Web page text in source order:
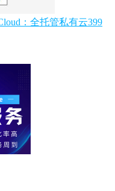
：全托管私有云399